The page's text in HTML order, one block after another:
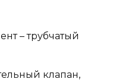
– трубчатый
клапан,